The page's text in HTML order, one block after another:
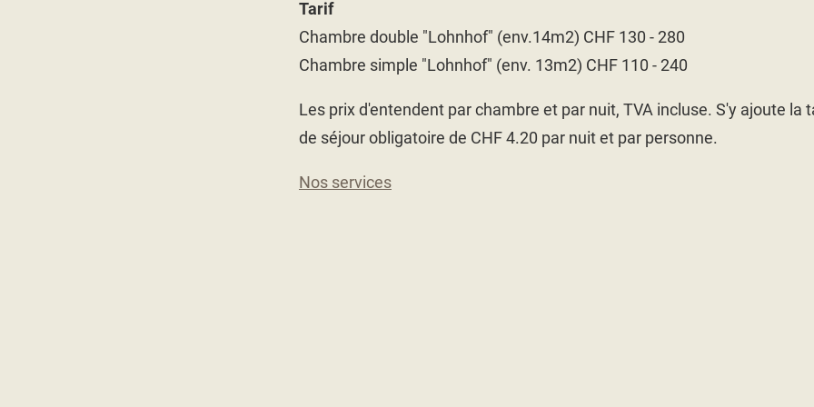
Tarif
Chambre double "Lohnhof" (env.14m2) CHF 130 - 280
Chambre simple "Lohnhof" (env. 13m2) CHF 110 - 240
Les prix d'entendent par chambre et par nuit, TVA incluse. S'y ajoute la
de séjour obligatoire de CHF 4.20 par nuit et par personne.
Nos services